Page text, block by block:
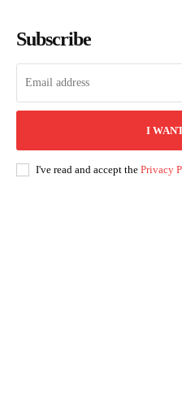
Subscribe
I
I've read and accept the Privacy